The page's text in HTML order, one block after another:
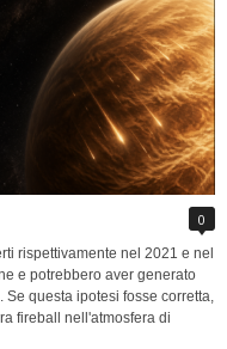
0
rispettivamente nel 2021 e nel
e potrebbero aver generato
questa ipotesi fosse corretta,
fireball nell'atmosfera di